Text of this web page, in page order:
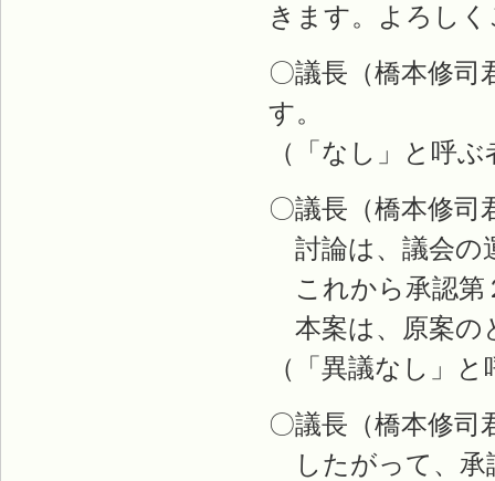
きます。よろし
〇議長（橋本修
す。
（「なし」と呼
〇議長（橋本修
討論は、議会の
これから承認第
本案は、原案の
（「異議なし」
〇議長（橋本修
したがって、承